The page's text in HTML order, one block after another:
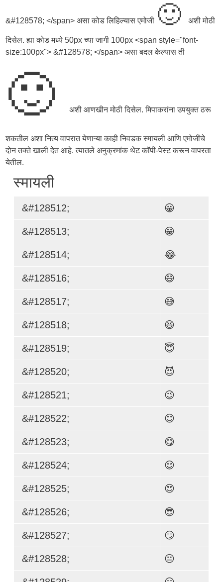
&#128578; </span> असा कोड लिहिल्यास एमोजी 🙂अशी मोठी
दिसेल. ह्या कोड मध्ये 50px च्या जागी 100px <span style="font-
size:100px"> &#128578; </span> असा बदल केल्यास ती
🙂अशी आणखीन मोठी दिसेल. मिपाकरांना उपयुक्त ठरू
शकतील अशा नित्य वापरात येणाऱ्या काही निवडक स्मायली आणि एमोजींचे
दोन तक्ते खाली देत आहे. त्यातले अनुक्रमांक थेट कॉपी-पेस्ट करून वापरता
येतील.
स्मायली
&#128512; 😀
&#128513; 😁
&#128514; 😂
&#128516; 😄
&#128517; 😅
&#128518; 😆
&#128519; 😇
&#128520; 😈
&#128521; 😉
&#128522; 😊
&#128523; 😋
&#128524; 😌
&#128525; 😍
&#128526; 😎
&#128527; 😏
&#128528; 😐